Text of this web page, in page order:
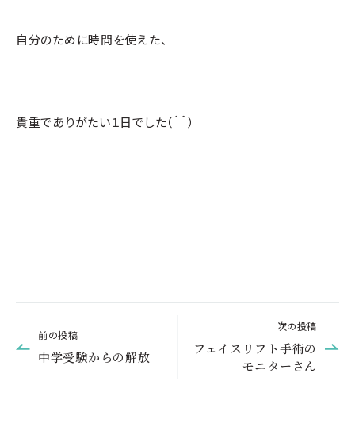
自分のために時間を使えた、
貴重でありがたい１日でした（＾＾）
前の投稿
中学受験からの解放
次の投稿
フェイスリフト手術の
モニターさん